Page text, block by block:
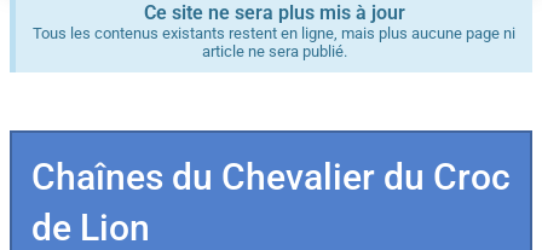
Ce site ne sera plus mis à jour
Tous les contenus existants restent en ligne, mais plus aucune page ni
article ne sera publié.
Chaînes du Chevalier du Croc
de Lion